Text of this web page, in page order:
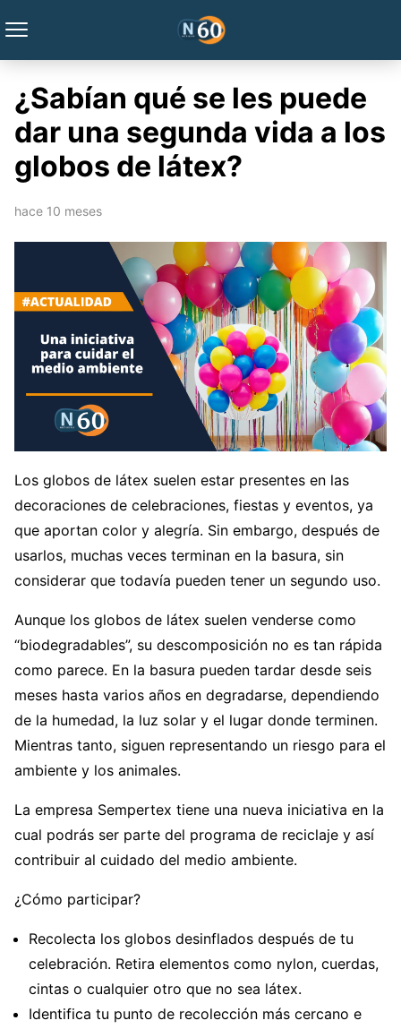
¿Sabían qué se les puede
dar una segunda vida a los
globos de látex?
hace 10 meses
Los globos de látex suelen estar presentes en las
decoraciones de celebraciones, fiestas y eventos, ya
que aportan color y alegría. Sin embargo, después de
usarlos, muchas veces terminan en la basura, sin
considerar que todavía pueden tener un segundo uso.
Aunque los globos de látex suelen venderse como
“biodegradables”, su descomposición no es tan rápida
como parece. En la basura pueden tardar desde seis
meses hasta varios años en degradarse, dependiendo
de la humedad, la luz solar y el lugar donde terminen.
Mientras tanto, siguen representando un riesgo para el
ambiente y los animales.
La empresa Sempertex tiene una nueva iniciativa en la
cual podrás ser parte del programa de reciclaje y así
contribuir al cuidado del medio ambiente.
¿Cómo participar?
Recolecta los globos desinflados después de tu
celebración. Retira elementos como nylon, cuerdas,
cintas o cualquier otro que no sea látex.
Identifica tu punto de recolección más cercano e